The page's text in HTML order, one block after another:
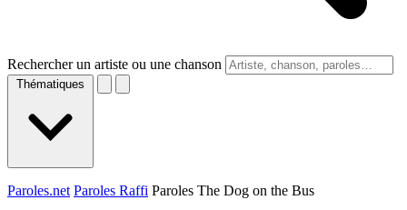
Rechercher un artiste ou une chanson
Thématiques
Paroles.net Paroles Raffi Paroles The Dog on the Bus